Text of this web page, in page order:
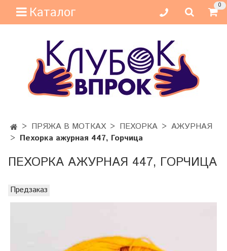
Каталог 0
ПРЯЖА В МОТКАХ ПЕХОРКА
АЖУРНАЯ
Пехорка ажурная 447, Горчица
ПЕХОРКА АЖУРНАЯ 447, ГОРЧИЦА
Предзаказ